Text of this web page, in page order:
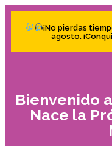
¡No pierdas
agosto.
Bienvenido
Nace la